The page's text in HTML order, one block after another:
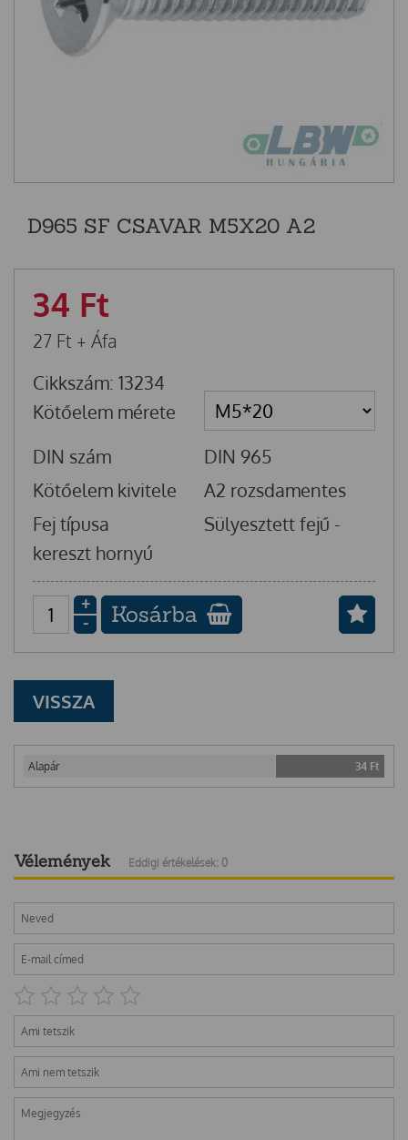
D965 SF CSAVAR M5X20 A2
34 Ft
27 Ft + Áfa
Cikkszám: 13234
Kötőelem mérete
DIN szám
DIN 965
Kötőelem kivitele
A2 rozsdamentes
Fej típusa
Sülyesztett fejű -
kereszt hornyú
+
-
Kosárba
VISSZA
Alapár 34 Ft
Vélemények Eddigi értékelések: 0